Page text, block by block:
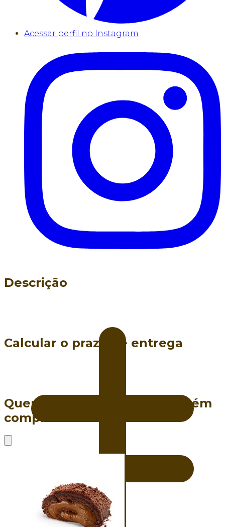
Acessar perfil no Instagram
Descrição
Calcular o prazo de entrega
Quem viu este produto também
comprou